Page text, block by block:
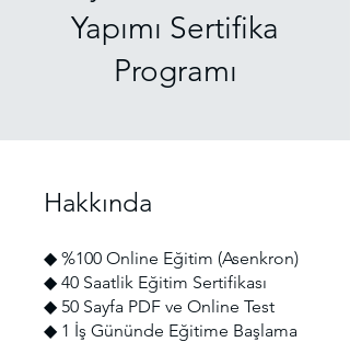
Yapımı Sertifika
Programı
Hakkında
◆ %100 Online Eğitim (Asenkron)
◆ 40 Saatlik Eğitim Sertifikası
◆ 50 Sayfa PDF ve Online Test
◆ 1 İş Gününde Eğitime Başlama